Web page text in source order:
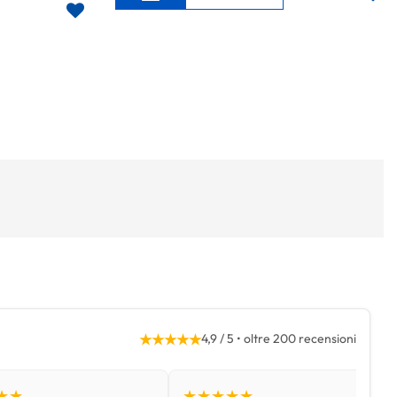
★★★★★4,9 / 5 • oltre 200 recensioni